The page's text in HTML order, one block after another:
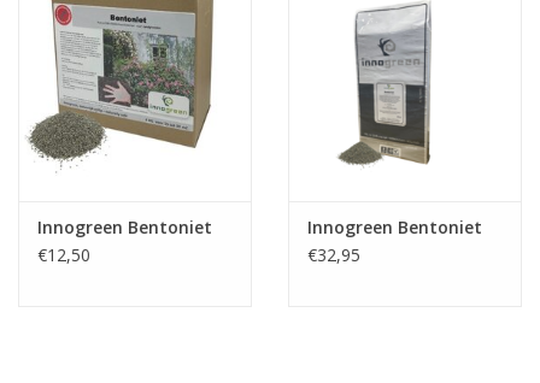
Vallen
Drukspuiten
Onkruid & Reiniging
Zaden
Innogreen Bentoniet
€12,50
Innogreen Bentoniet
€32,95